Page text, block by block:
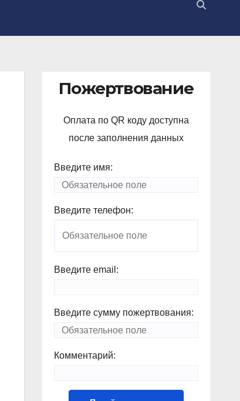
Пожертвование
Оплата по QR коду доступна
после заполнения данных
Введите имя:
Введите телефон:
Введите email:
Введите сумму пожертвования:
Комментарий: